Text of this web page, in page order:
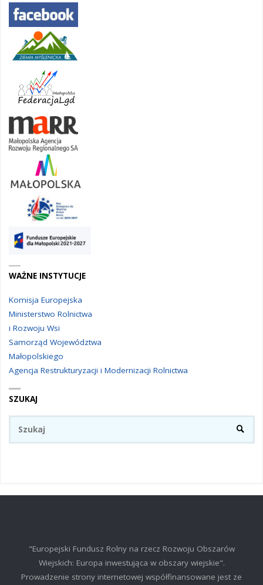
WAŻNE INSTYTUCJE
Komisja Europejska
Ministerstwo Rolnictwa
i Rozwoju Wsi
Samorząd Województwa
Małopolskiego
Agencja Restrukturyzacji i Modernizacji Rolnictwa
SZUKAJ
"Europejski Fundusz Rolny na rzecz Rozwoju Obszarów
Wiejskich: Europa inwestująca w obszary wiejskie".
Prowadzenie strony internetowej współfinansowane jest ze